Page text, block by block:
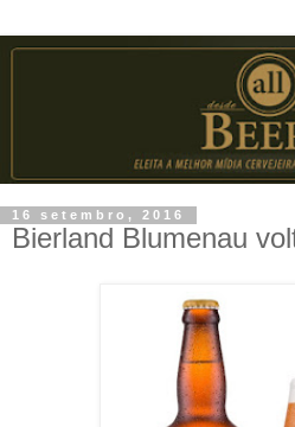
16 setembro, 2016
Bierland Blumenau